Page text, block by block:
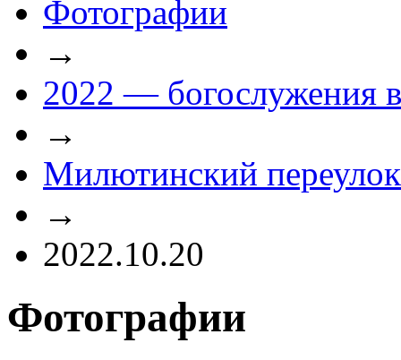
Фотографии
→
2022 — богослужения
→
Милютинский
→
2022.10.20
Фотографии